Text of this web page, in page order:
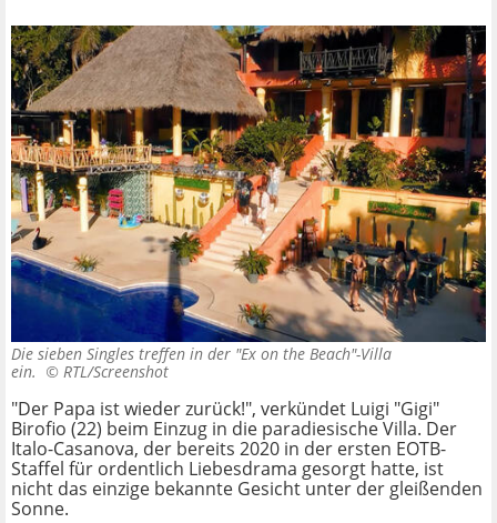
Die sieben Singles treffen in der "Ex on the Beach"-Villa
ein. © RTL/Screenshot
"Der Papa ist wieder zurück!", verkündet Luigi "Gigi"
Birofio (22) beim Einzug in die paradiesische Villa. Der
Italo-Casanova, der bereits 2020 in der ersten EOTB-
Staffel für ordentlich Liebesdrama gesorgt hatte, ist
nicht das einzige bekannte Gesicht unter der gleißenden
Sonne.